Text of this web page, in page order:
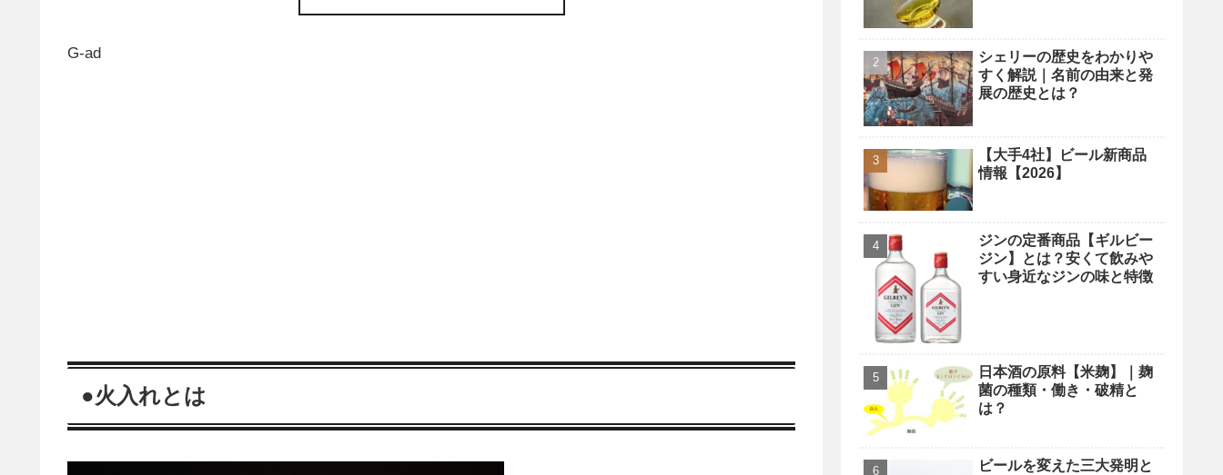
G-ad
●火入れとは
シェリーの歴史をわかりや
すく解説｜名前の由来と発
展の歴史とは？
【大手4社】ビール新商品
情報【2026】
ジンの定番商品【ギルビー
ジン】とは？安くて飲みや
すい身近なジンの味と特徴
日本酒の原料【米麹】｜麹
菌の種類・働き・破精と
は？
ビールを変えた三大発明と